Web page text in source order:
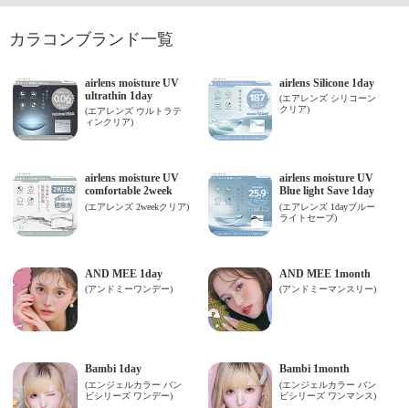
カラコンブランド一覧